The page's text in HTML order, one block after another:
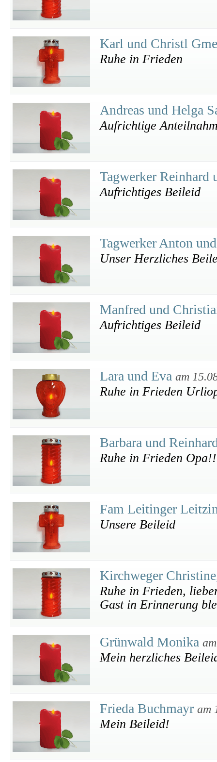
Karl und Christl
Ruhe in Frieden
Andreas und Helga
Aufrichtige
Tagwerker Reinhard
Aufrichtiges Beileid
Tagwerker Anton
Unser Herzliches
Manfred und
Aufrichtiges Beileid
Lara und Eva am
Ruhe in Frieden
Barbara und
Ruhe in Frieden Opa!!
Fam Leitinger
Unsere Beileid
Kirchweger
Ruhe in Frieden,
Gast in Erinnerung
Grünwald Monika
Mein herzliches
Frieda Buchmayr am
Mein Beileid!